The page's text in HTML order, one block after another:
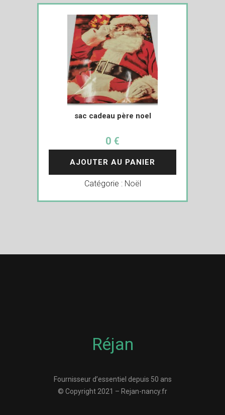
sac cadeau père noel
0 €
AJOUTER AU PANIER
Catégorie : Noël
Réjan
Fournisseur d’essentiel depuis 50 ans
© Copyright 2021 – Rejan-nancy.fr